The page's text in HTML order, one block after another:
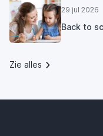
29 jul 2026
Back to
Zie alles